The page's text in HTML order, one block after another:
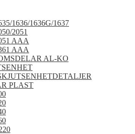
1636/1636G/1637
2051
AAA
AAA
AL-KO
PLAST